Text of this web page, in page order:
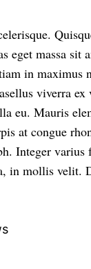
massa sit
in maximus
viverra
eu. Mauris
at congue
Integer
in mollis velit.